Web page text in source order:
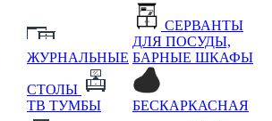
ЖУРНАЛЬНЫЕ
СТОЛЫ
ТВ ТУМБЫ
СЕРВАНТЫ
ДЛЯ ПОСУДЫ,
БАРНЫЕ ШКАФЫ
БЕСКАРКАСНАЯ